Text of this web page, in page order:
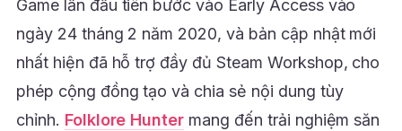
Game lần đầu tiên bước vào Early Access vào
ngày 24 tháng 2 năm 2020, và bản cập nhật mới
nhất hiện đã hỗ trợ đầy đủ Steam Workshop, cho
phép cộng đồng tạo và chia sẻ nội dung tùy
chỉnh. Folklore Hunter mang đến trải nghiệm săn